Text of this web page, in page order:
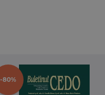
-80%